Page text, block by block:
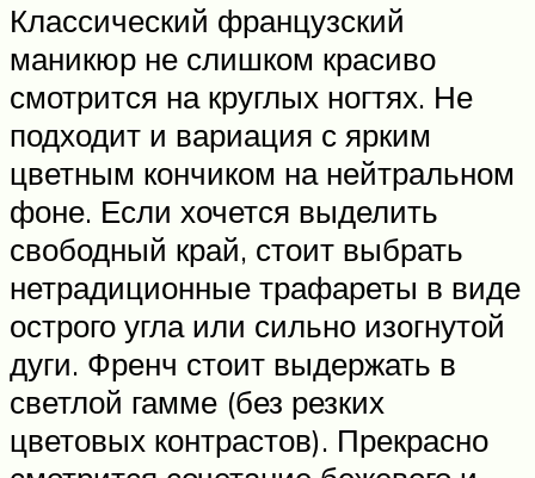
Классический французский
маникюр не слишком красиво
смотрится на круглых ногтях. Не
подходит и вариация с ярким
цветным кончиком на нейтральном
фоне. Если хочется выделить
свободный край, стоит выбрать
нетрадиционные трафареты в виде
острого угла или сильно изогнутой
дуги. Френч стоит выдержать в
светлой гамме (без резких
цветовых контрастов). Прекрасно